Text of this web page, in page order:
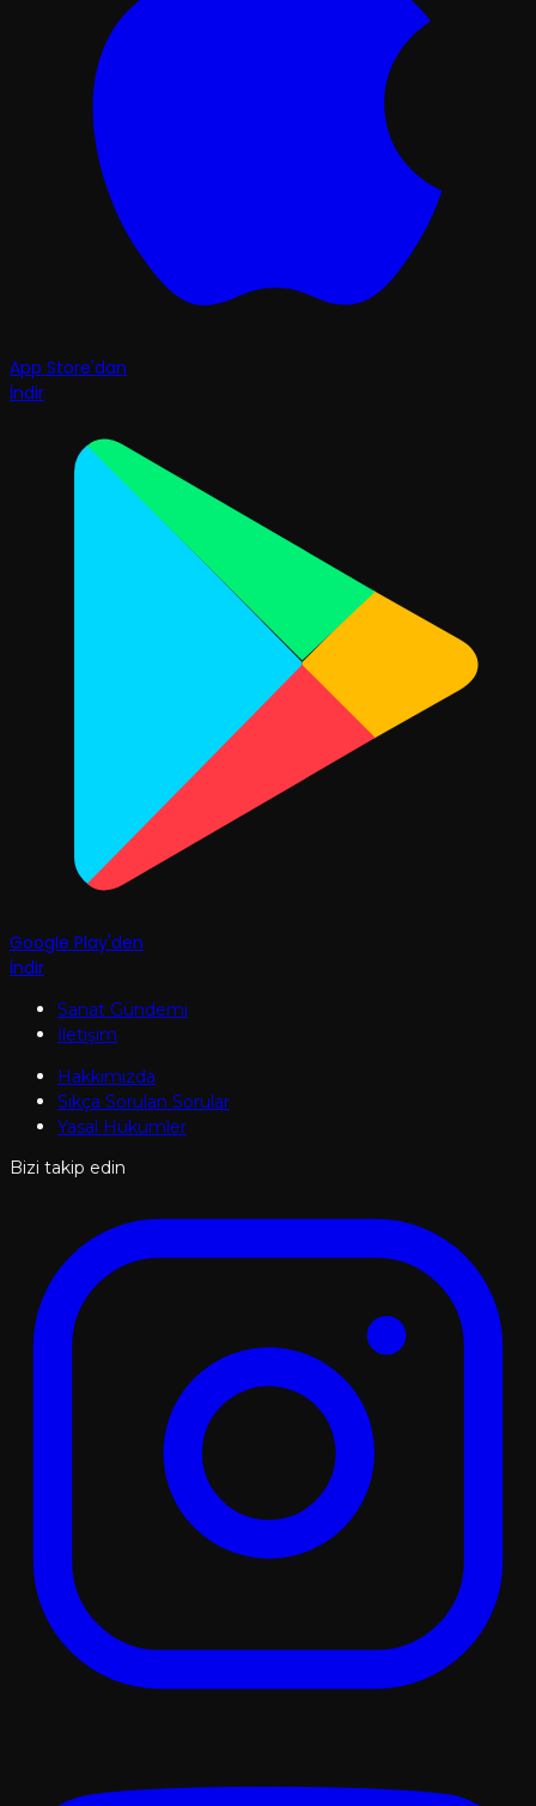
App Store'dan
İndir
Google Play'den
İndir
Sanat Gündemi
İletişim
Hakkımızda
Sıkça Sorulan Sorular
Yasal Hükümler
Bizi takip edin